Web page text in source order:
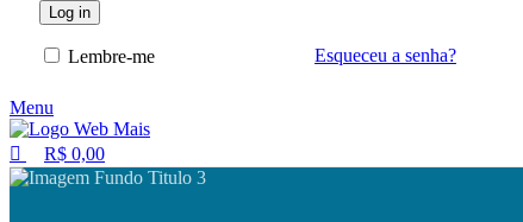
Log in
Esqueceu a senha?
Lembre-me
Menu
R$ 0,00